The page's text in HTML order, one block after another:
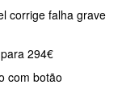
corrige falha grave
294€
com botão